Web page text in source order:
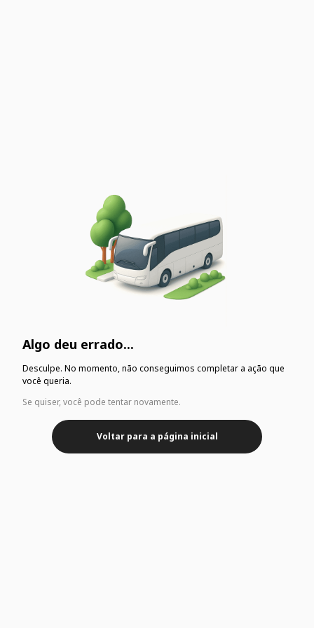
Algo deu errado...
Desculpe. No momento, não conseguimos completar a ação que
você queria.
Se quiser, você pode tentar novamente.
Voltar para a página inicial